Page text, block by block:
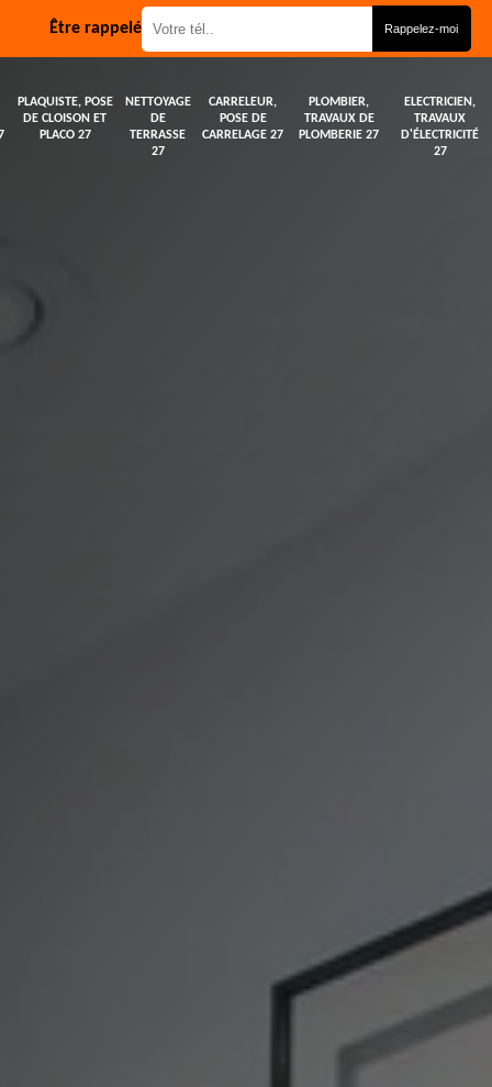
Être rappelé
PLAQUISTE, POSE
DE CLOISON ET
PLACO 27
NETTOYAGE
DE
TERRASSE
27
CARRELEUR,
POSE DE
CARRELAGE 27
PLOMBIER,
TRAVAUX DE
PLOMBERIE 27
ELECTRICIEN,
TRAVAUX
D'ÉLECTRICITÉ
27